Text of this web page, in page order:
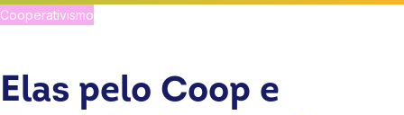
Cooperativismo
Elas pelo Coop e